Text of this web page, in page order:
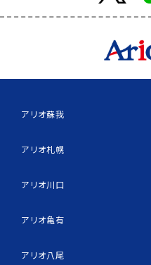
アリオ蘇我
アリオ札幌
アリオ川口
アリオ亀有
アリオ八尾